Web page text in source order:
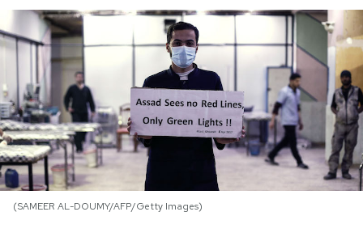
Sport
Mondiali calcio 2026
PODCAST
NEWSLETTER
I MIEI PREFERITI
(SAMEER AL-DOUMY/AFP/Getty Images)